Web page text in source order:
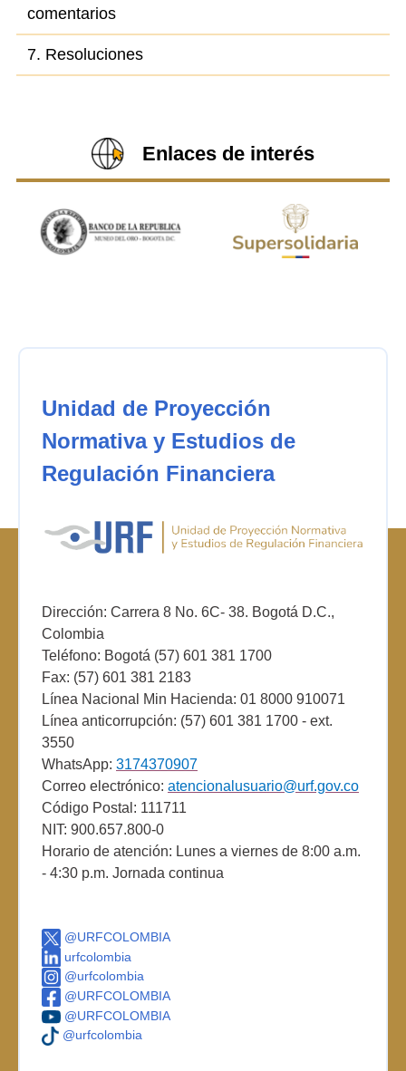
comentarios
7. Resoluciones
Enlaces de interés
Unidad de Proyección
Normativa y Estudios de
Regulación Financiera
Dirección: Carrera 8 No. 6C- 38. Bogotá D.C.,
Colombia
Teléfono: Bogotá (57) 601 381 1700
Fax: (57) 601 381 2183
Línea Nacional Min Hacienda: 01 8000 910071
Línea anticorrupción: (57) 601 381 1700 - ext.
3550
WhatsApp: 3174370907
Correo electrónico: atencionalusuario@urf.gov.co
Código Postal: 111711
NIT: 900.657.800-0
Horario de atención: Lunes a viernes de 8:00 a.m.
- 4:30 p.m. Jornada continua
@URFCOLOMBIA
urfcolombia
@urfcolombia
@URFCOLOMBIA
@URFCOLOMBIA
@urfcolombia